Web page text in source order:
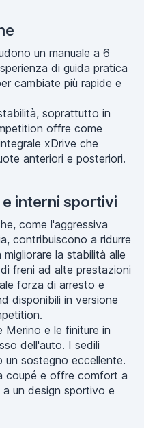
un manuale a 6
di guida pratica
cambiate più rapide e
soprattutto in
offre come
xDrive che
anteriori e posteriori.
interni sportivi
come l'aggressiva
contribuiscono a ridurre
la stabilità alle
freni ad alte prestazioni
forza di arresto e
disponibili in versione
Merino e le finiture in
dell'auto. I sedili
sostegno eccellente.
coupé e offre comfort a
a un design sportivo e